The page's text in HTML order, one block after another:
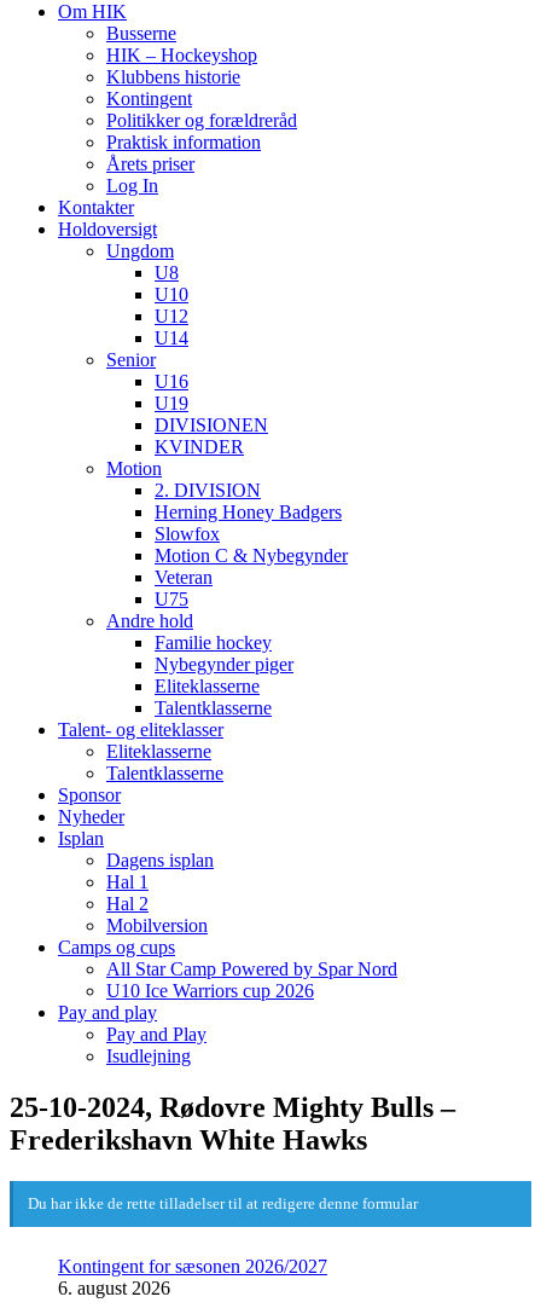
Om HIK
Busserne
HIK – Hockeyshop
Klubbens historie
Kontingent
Politikker og forældreråd
Praktisk information
Årets priser
Log In
Kontakter
Holdoversigt
Ungdom
U8
U10
U12
U14
Senior
U16
U19
DIVISIONEN
KVINDER
Motion
2. DIVISION
Herning Honey Badgers
Slowfox
Motion C & Nybegynder
Veteran
U75
Andre hold
Familie hockey
Nybegynder piger
Eliteklasserne
Talentklasserne
Talent- og eliteklasser
Eliteklasserne
Talentklasserne
Sponsor
Nyheder
Isplan
Dagens isplan
Hal 1
Hal 2
Mobilversion
Camps og cups
All Star Camp Powered by Spar Nord
U10 Ice Warriors cup 2026
Pay and play
Pay and Play
Isudlejning
25-10-2024, Rødovre Mighty Bulls –
Frederikshavn White Hawks
Du har ikke de rette tilladelser til at redigere denne formular
Kontingent for sæsonen 2026/2027
6. august 2026